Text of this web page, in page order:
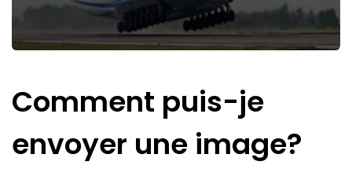
Comment puis-je
envoyer une image?